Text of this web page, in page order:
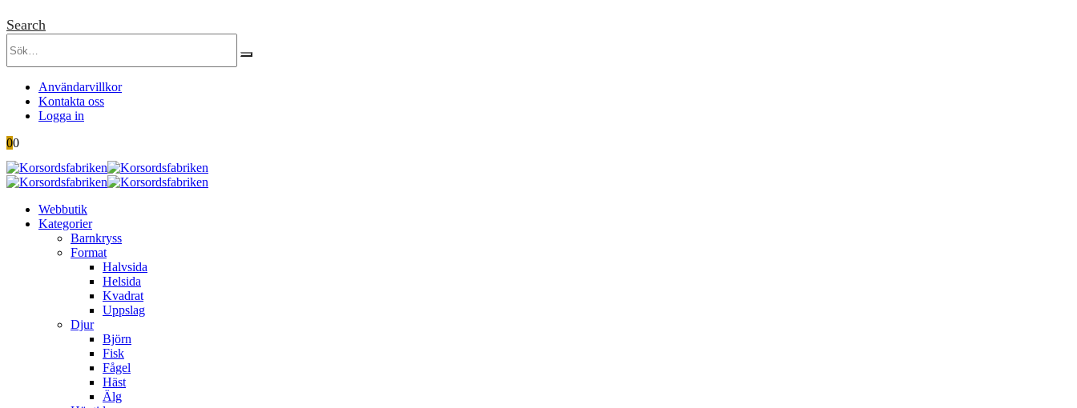
Search
Användarvillkor
Kontakta oss
Logga in
00
Webbutik
Kategorier
Barnkryss
Format
Halvsida
Helsida
Kvadrat
Uppslag
Djur
Björn
Fisk
Fågel
Häst
Älg